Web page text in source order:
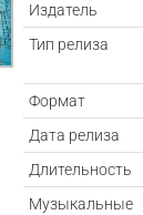
Издатель
Тип релиза
Формат
Дата релиза
Длительность
Музыкальные